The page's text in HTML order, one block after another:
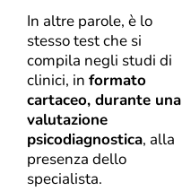
In altre parole, è lo
stesso test che si
compila negli studi di
clinici, in formato
cartaceo, durante una
valutazione
psicodiagnostica, alla
presenza dello
specialista.